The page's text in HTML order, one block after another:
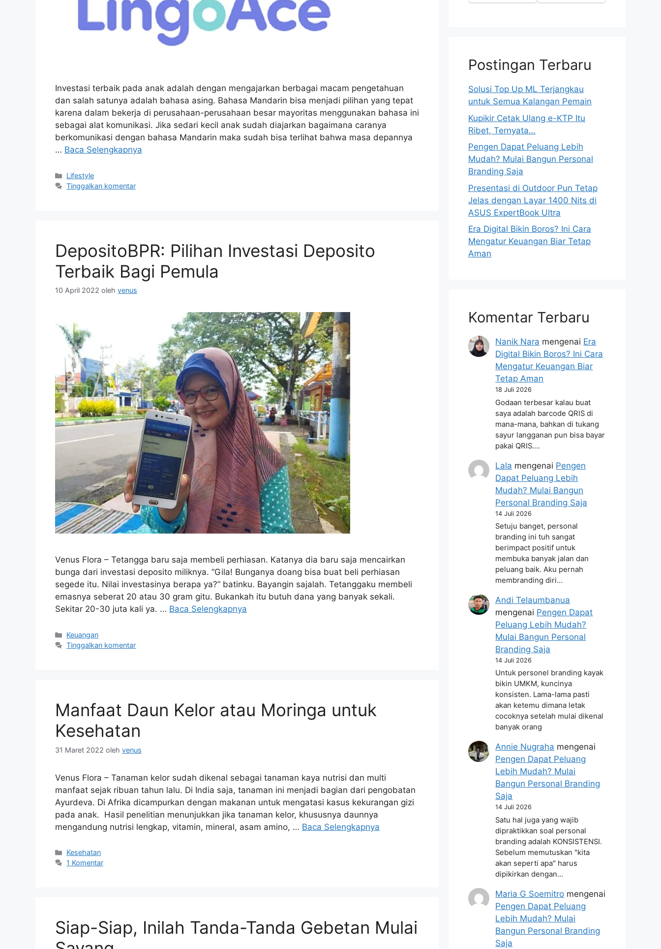
Investasi terbaik pada anak adalah dengan mengajarkan berbagai macam pengetahuan
dan salah satunya adalah bahasa asing. Bahasa Mandarin bisa menjadi pilihan yang tepat
karena dalam bekerja di perusahaan-perusahaan besar mayoritas menggunakan bahasa ini
sebagai alat komunikasi. Jika sedari kecil anak sudah diajarkan bagaimana caranya
berkomunikasi dengan bahasa Mandarin maka sudah bisa terlihat bahwa masa depannya
… Baca Selengkapnya
Kategori
Lifestyle
Tinggalkan komentar
DepositoBPR: Pilihan Investasi Deposito
Terbaik Bagi Pemula
10 April 2022 oleh venus
Venus Flora – Tetangga baru saja membeli perhiasan. Katanya dia baru saja mencairkan
bunga dari investasi deposito miliknya. “Gila! Bunganya doang bisa buat beli perhiasan
segede itu. Nilai investasinya berapa ya?” batinku. Bayangin sajalah. Tetanggaku membeli
emasnya seberat 20 atau 30 gram gitu. Bukankah itu butuh dana yang banyak sekali.
Sekitar 20-30 juta kali ya. … Baca Selengkapnya
Kategori
Keuangan
Tinggalkan komentar
Manfaat Daun Kelor atau Moringa untuk
Kesehatan
31 Maret 2022 oleh venus
Venus Flora – Tanaman kelor sudah dikenal sebagai tanaman kaya nutrisi dan multi
manfaat sejak ribuan tahun lalu. Di India saja, tanaman ini menjadi bagian dari pengobatan
Ayurdeva. Di Afrika dicampurkan dengan makanan untuk mengatasi kasus kekurangan gizi
pada anak. Hasil penelitian menunjukkan jika tanaman kelor, khususnya daunnya
mengandung nutrisi lengkap, vitamin, mineral, asam amino, … Baca Selengkapnya
Kategori
Kesehatan
1 Komentar
Siap-Siap, Inilah Tanda-Tanda Gebetan Mulai
Postingan Terbaru
Solusi Top Up ML Terjangkau
untuk Semua Kalangan Pemain
Kupikir Cetak Ulang e-KTP Itu
Ribet, Ternyata…
Pengen Dapat Peluang Lebih
Mudah? Mulai Bangun Personal
Branding Saja
Presentasi di Outdoor Pun Tetap
Jelas dengan Layar 1400 Nits di
ASUS ExpertBook Ultra
Era Digital Bikin Boros? Ini Cara
Mengatur Keuangan Biar Tetap
Aman
Komentar Terbaru
Nanik Nara mengenai Era
Digital Bikin Boros? Ini Cara
Mengatur Keuangan Biar
Tetap Aman
18 Juli 2026
Godaan terbesar kalau buat
saya adalah barcode QRIS di
mana-mana, bahkan di tukang
sayur langganan pun bisa bayar
pakai QRIS.…
Lala mengenai Pengen
Dapat Peluang Lebih
Mudah? Mulai Bangun
Personal Branding Saja
14 Juli 2026
Setuju banget, personal
branding ini tuh sangat
berimpact positif untuk
membuka banyak jalan dan
peluang baik. Aku pernah
membranding diri…
Andi Telaumbanua
mengenai Pengen Dapat
Peluang Lebih Mudah?
Mulai Bangun Personal
Branding Saja
14 Juli 2026
Untuk personel branding kayak
bikin UMKM, kuncinya
konsisten. Lama-lama pasti
akan ketemu dimana letak
cocoknya setelah mulai dikenal
banyak orang
Annie Nugraha mengenai
Pengen Dapat Peluang
Lebih Mudah? Mulai
Bangun Personal Branding
Saja
14 Juli 2026
Satu hal juga yang wajib
dipraktikkan soal personal
branding adalah KONSISTENSI.
Sebelum memutuskan "kita
akan seperti apa" harus
dipikirkan dengan…
Maria G Soemitro mengenai
Pengen Dapat Peluang
Lebih Mudah? Mulai
Bangun Personal Branding
Saja